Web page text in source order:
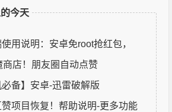
今天
用说明：安卓免root抢红包，
商店！朋友圈自动点赞
必备】安卓-迅雷破解版
项目恢复！帮助说明-更多功能